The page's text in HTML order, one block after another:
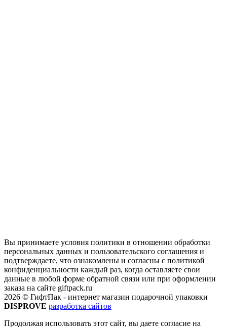
Вы принимаете условия политики в отношении обработки
персональных данных и пользовательского соглашения и
подтверждаете, что ознакомлены и согласны с политикой
конфиденциальности каждый раз, когда оставляете свои
данные в любой форме обратной связи или при оформлении
заказа на сайте giftpack.ru
2026 © ГифтПак - интернет магазин подарочной упаковки
DISPROVE разработка сайтов
Продолжая использовать этот сайт, вы даете согласие на